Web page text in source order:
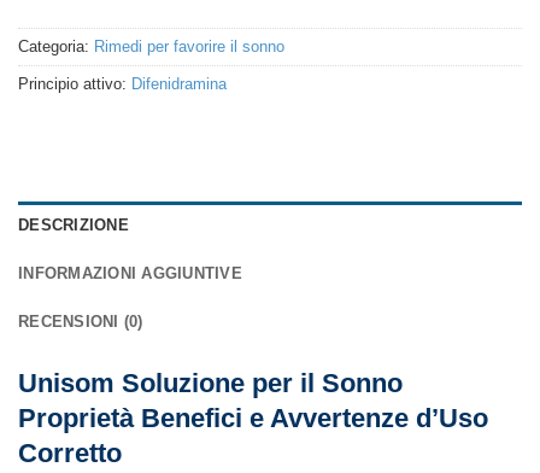
Categoria: Rimedi per favorire il sonno
Principio attivo: Difenidramina
DESCRIZIONE
INFORMAZIONI AGGIUNTIVE
RECENSIONI (0)
Unisom Soluzione per il Sonno
Proprietà Benefici e Avvertenze d’Uso
Corretto